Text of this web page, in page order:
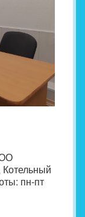
пн-пт